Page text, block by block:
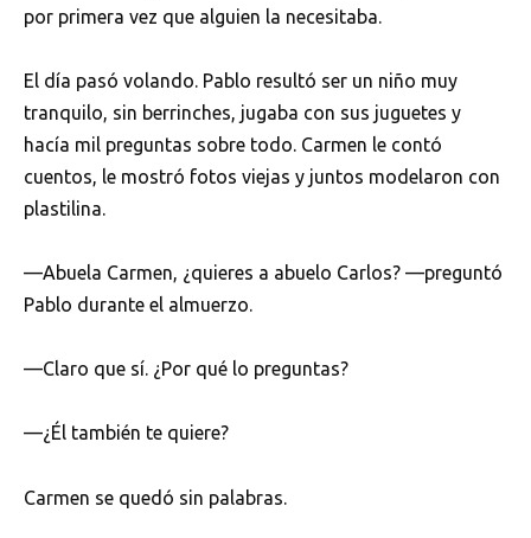
por primera vez que alguien la necesitaba.
El día pasó volando. Pablo resultó ser un niño muy
tranquilo, sin berrinches, jugaba con sus juguetes y
hacía mil preguntas sobre todo. Carmen le contó
cuentos, le mostró fotos viejas y juntos modelaron con
plastilina.
—Abuela Carmen, ¿quieres a abuelo Carlos? —preguntó
Pablo durante el almuerzo.
—Claro que sí. ¿Por qué lo preguntas?
—¿Él también te quiere?
Carmen se quedó sin palabras.